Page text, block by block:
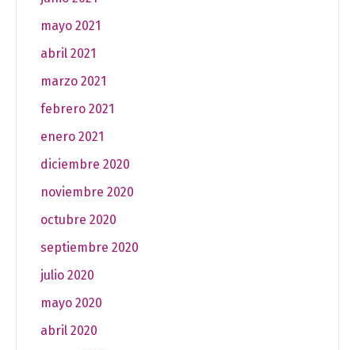
mayo 2021
abril 2021
marzo 2021
febrero 2021
enero 2021
diciembre 2020
noviembre 2020
octubre 2020
septiembre 2020
julio 2020
mayo 2020
abril 2020